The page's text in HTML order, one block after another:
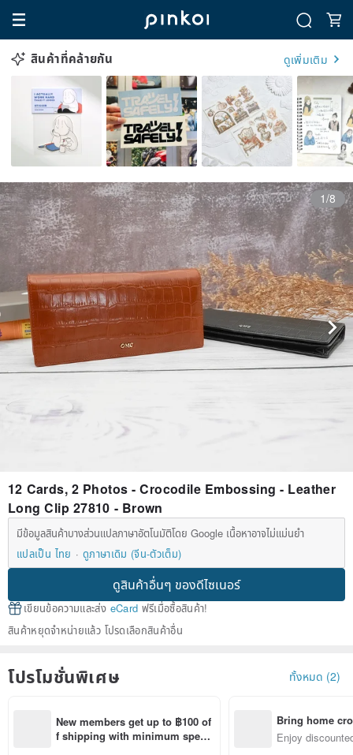
สินค้าที่คล้ายกัน ดูเพิ่มเติม
1/8
12 Cards, 2 Photos - Crocodile Embossing - Leather
Long Clip 27810 - Brown
มีข้อมูลสินค้าบางส่วนแปลภาษาอัตโนมัติโดย Google เนื้อหาอาจไม่แม่นยำ
แปลเป็น ไทย
ดูภาษาเดิม (จีน-ตัวเต็ม)
ดูสินค้าอื่นๆ ของดีไซเนอร์
เขียนข้อความและส่ง eCard ฟรีเมื่อซื้อสินค้า!
สินค้าหยุดจำหน่ายแล้ว โปรดเลือกสินค้าอื่น
โปรโมชั่นพิเศษ ทั้งหมด (2)
New members get up to ฿100 of
f shipping with minimum spen
Bring home
n with ease
Enjoy